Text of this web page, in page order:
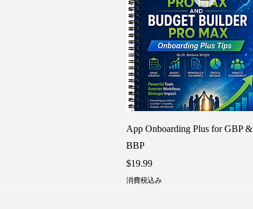
クイックビュー
App Onboarding Plus for GBP &
BBP
価格
$19.99
消費税込み